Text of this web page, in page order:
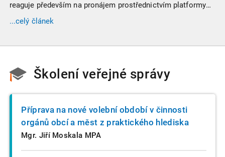
reaguje především na pronájem prostřednictvím platformy
Airbnb, neboť právě příjmy, které plynou z této platformy
nejsou ve většině případů daněny ani z nich nejsou odváděny
rozmáhající se byznys. Díky novele by tak například hlavní
doposud unikaly z důvodu existující šedé zóny.
...celý článek
Školení veřejné správy
Příprava na nové volební období v činnosti
orgánů obcí a měst z praktického hlediska
Mgr. Jiří Moskala MPA